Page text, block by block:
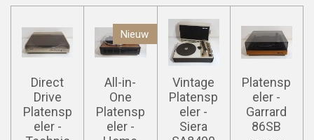
Direct
Drive
Platensp
eler -
Nieuw
All-in-
One
Platensp
eler -
Vintage
Platensp
eler -
Siera
Platensp
eler -
Garrard
86SB